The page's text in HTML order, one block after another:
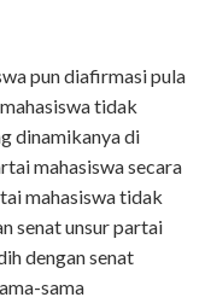
pun diafirmasi pula
tidak
dinamikanya di
mahasiswa secara
mahasiswa tidak
senat unsur partai
dengan senat
sama